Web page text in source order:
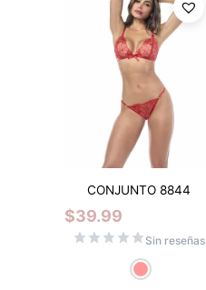
CONJUNTO 8844
$39.99
Sin reseñas